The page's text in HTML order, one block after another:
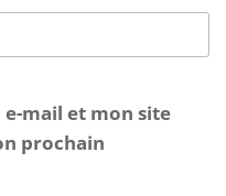
mail et mon site
prochain